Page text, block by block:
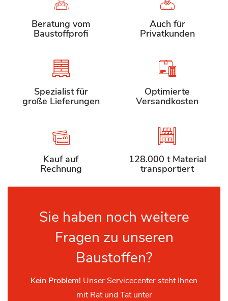
Beratung vom
Baustoffprofi
Auch für
Privatkunden
Spezialist für
große Lieferungen
Optimierte
Versandkosten
Kauf auf
Rechnung
128.000 t Material
transportiert
Sie haben noch weitere
Fragen zu unseren
Baustoffen?
Kein Problem! Unser Servicecenter steht Ihnen
mit Rat und Tat unter